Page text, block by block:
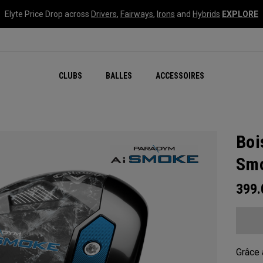
Elyte Price Drop across Drivers, Fairways, Irons and Hybrids EXPLORE
CLUBS BALLES ACCESSOIRES